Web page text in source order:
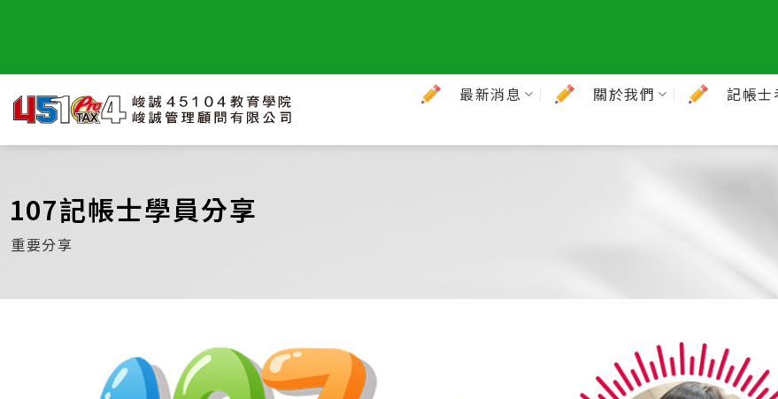
最新消息 關於我們 記帳士
107記帳士學員分享
重要分享